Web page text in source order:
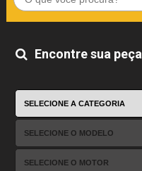
Encontre sua peça